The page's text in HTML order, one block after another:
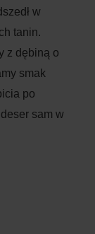
w
tanin.
z dębiną o
smak
po
sam w